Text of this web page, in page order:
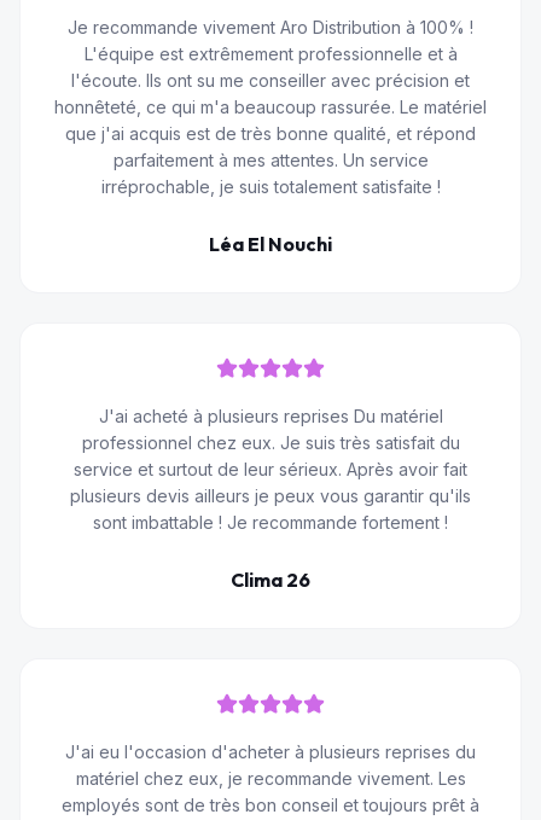
Je recommande vivement Aro Distribution à 100% !
L'équipe est extrêmement professionnelle et à
l'écoute. Ils ont su me conseiller avec précision et
honnêteté, ce qui m'a beaucoup rassurée. Le matériel
que j'ai acquis est de très bonne qualité, et répond
parfaitement à mes attentes. Un service
irréprochable, je suis totalement satisfaite !
Léa El Nouchi
J'ai acheté à plusieurs reprises Du matériel
professionnel chez eux. Je suis très satisfait du
service et surtout de leur sérieux. Après avoir fait
plusieurs devis ailleurs je peux vous garantir qu'ils
sont imbattable ! Je recommande fortement !
Clima 26
J'ai eu l'occasion d'acheter à plusieurs reprises du
matériel chez eux, je recommande vivement. Les
employés sont de très bon conseil et toujours prêt à